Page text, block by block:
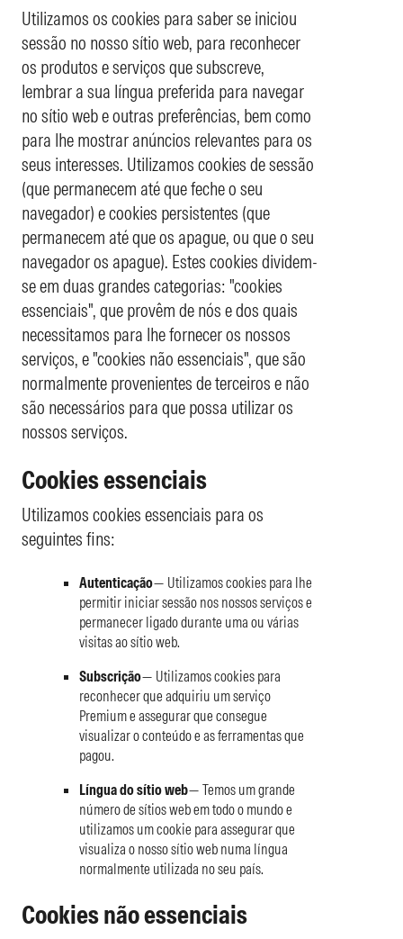
Utilizamos os cookies para saber se iniciou
sessão no nosso sítio web, para reconhecer
os produtos e serviços que subscreve,
lembrar a sua língua preferida para navegar
no sítio web e outras preferências, bem como
para lhe mostrar anúncios relevantes para os
seus interesses. Utilizamos cookies de sessão
(que permanecem até que feche o seu
navegador) e cookies persistentes (que
permanecem até que os apague, ou que o seu
navegador os apague). Estes cookies dividem-
se em duas grandes categorias: "cookies
essenciais", que provêm de nós e dos quais
necessitamos para lhe fornecer os nossos
serviços, e "cookies não essenciais", que são
normalmente provenientes de terceiros e não
são necessários para que possa utilizar os
nossos serviços.
Cookies essenciais
Utilizamos cookies essenciais para os
seguintes fins:
Autenticação— Utilizamos cookies para lhe
permitir iniciar sessão nos nossos serviços e
permanecer ligado durante uma ou várias
visitas ao sítio web.
Subscrição— Utilizamos cookies para
reconhecer que adquiriu um serviço
Premium e assegurar que consegue
visualizar o conteúdo e as ferramentas que
pagou.
Língua do sítio web— Temos um grande
número de sítios web em todo o mundo e
utilizamos um cookie para assegurar que
visualiza o nosso sítio web numa língua
normalmente utilizada no seu país.
Cookies não essenciais